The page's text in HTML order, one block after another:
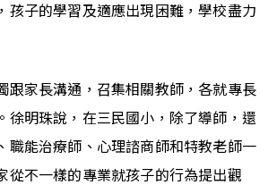
孩子的學習及適應出現困難，學校盡力
跟家長溝通，召集相關教師，各就專長
徐明珠說，在三民國小，除了導師，還
職能治療師、心理諮商師和特教老師一
從不一樣的專業就孩子的行為提出觀